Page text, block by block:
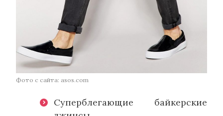
Фото с сайта: asos.com
Суперблегающие байкерские